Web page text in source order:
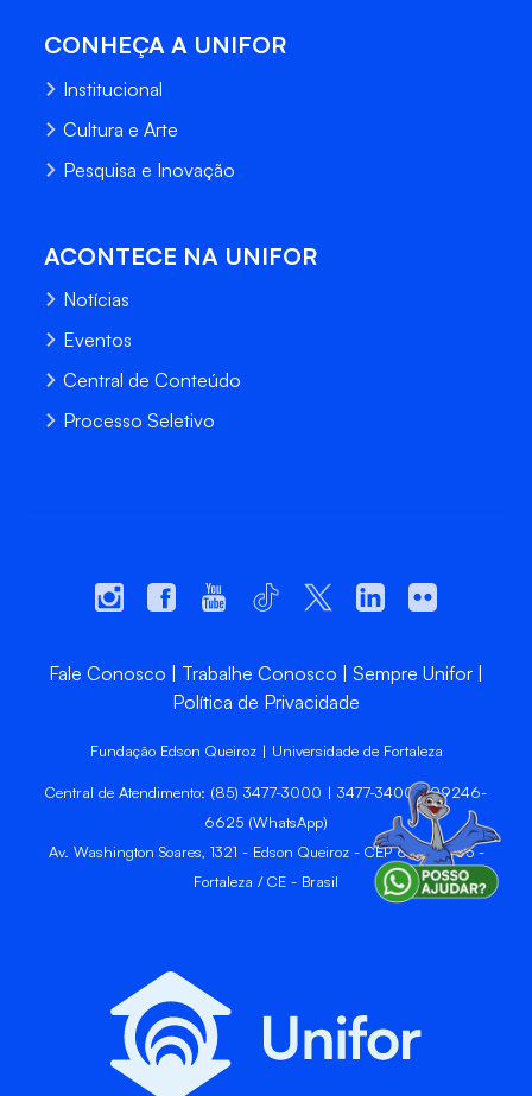
CONHEÇA A UNIFOR
Institucional
Cultura e Arte
Pesquisa e Inovação
ACONTECE NA UNIFOR
Notícias
Eventos
Central de Conteúdo
Processo Seletivo
Fale Conosco Trabalhe Conosco
Sempre Unifor
Política de Privacidade
Fundação Edson Queiroz | Universidade de Fortaleza
Central de Atendimento: (85) 3477-3000 | 3477-3400 | 99246-
6625 (WhatsApp)
Av. Washington Soares, 1321 - Edson Queiroz - CEP 60811-905 -
Fortaleza / CE - Brasil